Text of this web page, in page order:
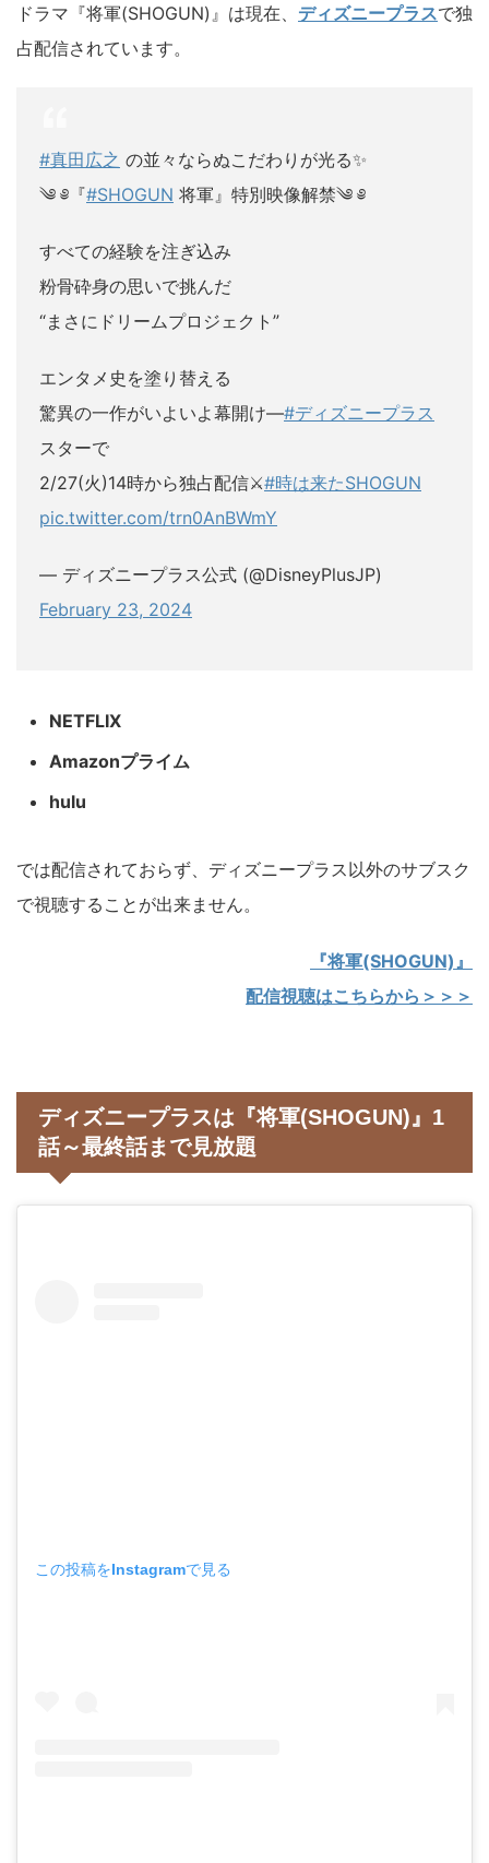
ドラマ『将軍(SHOGUN)』は現在、 ディズニープラスで独
占配信されています。
#真田広之 の並々ならぬこだわりが光る✨
༄ ༅『#SHOGUN 将軍』特別映像解禁༄ ༅
すべての経験を注ぎ込み
粉骨砕身の思いで挑んだ
“まさにドリームプロジェクト”
エンタメ史を塗り替える
驚異の一作がいよいよ幕開け―#ディズニープラス
スターで
2/27(火)14時から独占配信⚔️#時は来たSHOGUN
pic.twitter.com/trn0AnBWmY
— ディズニープラス公式 (@DisneyPlusJP)
February 23, 2024
NETFLIX
Amazonプライム
hulu
では配信されておらず、ディズニープラス以外のサブスク
で視聴することが出来ません。
『将軍(SHOGUN)』
配信視聴はこちらから＞＞＞
ディズニープラスは『将軍(SHOGUN)』1
話～最終話まで見放題
この投稿をInstagramで見る